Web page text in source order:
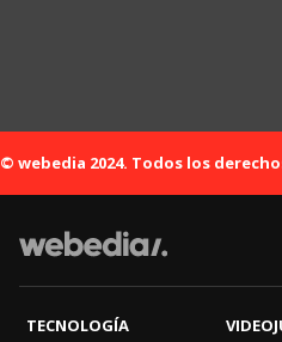
© webedia 2024. Todos los
TECNOLOGÍA